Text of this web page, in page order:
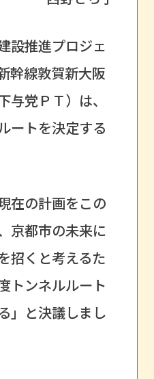
設推進プロジェ
幹線敦賀新大阪
与党ＰＴ）は、
ートを決定する
在の計画をこの
京都市の未来に
招くと考えるた
トンネルルート
」と決議しまし